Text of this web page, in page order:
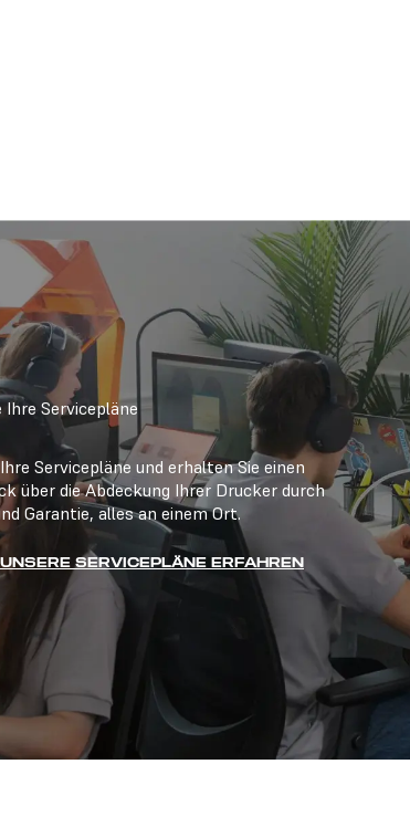
Servicepläne
Servicepläne und erhalten Sie einen
über die Abdeckung Ihrer Drucker durch
Garantie, alles an einem Ort.
SERVICEPLÄNE ERFAHREN